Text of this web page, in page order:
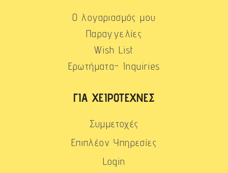
Ο λογαριασμός μου
Παραγγελίες
Wish List
Ερωτήματα- Inquiries
ΓΙΑ ΧΕΙΡΟΤΈΧΝΕΣ
Συμμετοχές
Επιπλέον Υπηρεσίες
Login